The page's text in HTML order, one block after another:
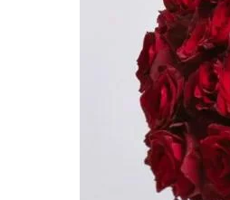
Одноголовые розы
Пионовидные розы
Кустовые розы
Кенийские розы
Розы Эквадор
Розы России
По форме букета
Розы в коробке
Розы в корзине
Метровые розы